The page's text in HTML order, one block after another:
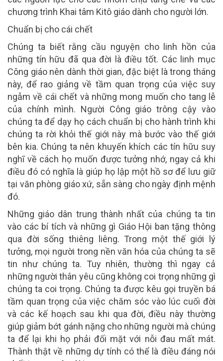
chương trình Khai tâm Kitô giáo dành cho người lớn.
Chuẩn bị cho cái chết
Chúng ta biết rằng cầu nguyện cho linh hồn của
những tín hữu đã qua đời là điều tốt. Các linh mục
Công giáo nên dành thời gian, đặc biệt là trong tháng
này, để rao giảng về tầm quan trọng của việc suy
ngẫm về cái chết và những mong muốn cho tang lễ
của chính mình. Người Công giáo trông cậy vào
chúng ta để dạy họ cách chuẩn bị cho hành trình khi
chúng ta rời khỏi thế giới này mà bước vào thế giới
bên kia. Chúng ta nên khuyến khích các tín hữu suy
nghĩ về cách họ muốn được tưởng nhớ, ngay cả khi
điều đó có nghĩa là giúp họ lập một hồ sơ để lưu giữ
tại văn phòng giáo xứ, sẵn sàng cho ngày định mệnh
đó.
Những giáo dân trung thành nhất của chúng ta tin
vào các bí tích và những gì Giáo Hội ban tặng thông
qua đời sống thiêng liêng. Trong một thế giới lý
tưởng, mọi người trong nền văn hóa của chúng ta sẽ
tin như chúng ta. Tuy nhiên, thường thì ngay cả
những người thân yêu cũng không coi trọng những gì
chúng ta coi trọng. Chúng ta được kêu gọi truyền bá
tầm quan trọng của việc chăm sóc vào lúc cuối đời
và các kế hoạch sau khi qua đời, điều này thường
giúp giảm bớt gánh nặng cho những người mà chúng
ta để lại khi họ phải đối mặt với nỗi đau mất mát.
Thành thật về những dự tính có thể là điều đáng nói